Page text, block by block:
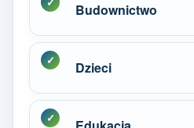
Budownictwo
Dzieci